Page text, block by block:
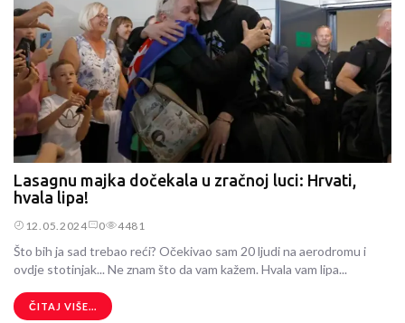
Lasagnu majka dočekala u zračnoj luci: Hrvati,
hvala lipa!
12.05.2024 0 4481
Što bih ja sad trebao reći? Očekivao sam 20 ljudi na aerodromu i
ovdje stotinjak... Ne znam što da vam kažem. Hvala vam lipa...
ČITAJ VIŠE...